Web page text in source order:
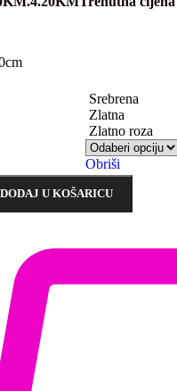
Srebrena
Zlatna
Zlatno roza
Obriši
DODAJ U KOŠARICU